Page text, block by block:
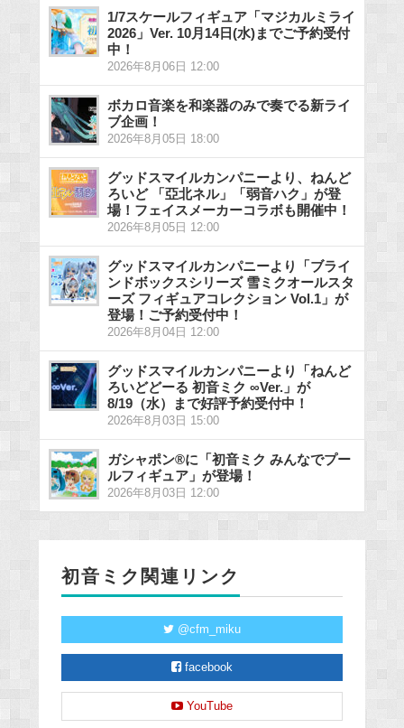
1/7スケールフィギュア「マジカルミライ
2026」Ver. 10月14日(水)までご予約受付
中！
2026年8月06日 12:00
ボカロ音楽を和楽器のみで奏でる新ライ
ブ企画！
2026年8月05日 18:00
グッドスマイルカンパニーより、ねんど
ろいど 「亞北ネル」「弱音ハク」が登
場！フェイスメーカーコラボも開催中！
2026年8月05日 12:00
グッドスマイルカンパニーより「ブライ
ンドボックスシリーズ 雪ミクオールスタ
ーズ フィギュアコレクション Vol.1」が
登場！ご予約受付中！
2026年8月04日 12:00
グッドスマイルカンパニーより「ねんど
ろいどどーる 初音ミク ∞Ver.」が
8/19（水）まで好評予約受付中！
2026年8月03日 15:00
ガシャポン®に「初音ミク みんなでプー
ルフィギュア」が登場！
2026年8月03日 12:00
初音ミク関連リンク
@cfm_miku
facebook
YouTube